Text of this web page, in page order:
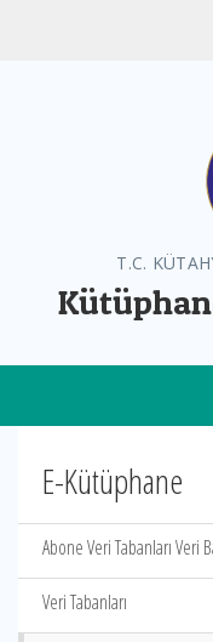
T.C.
E-Kütüphane
Abone Veri Tabanları Veri
Veri Tabanları